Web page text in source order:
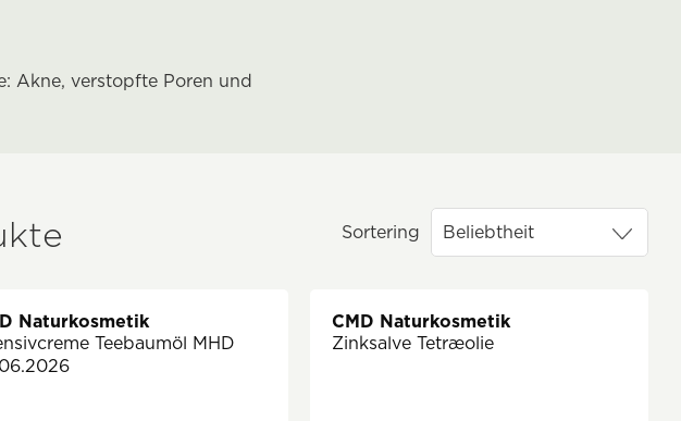
Akne, verstopfte Poren und
Sortering
Naturkosmetik
Teebaumöl MHD
CMD Naturkosmetik
Zinksalve Tetræolie